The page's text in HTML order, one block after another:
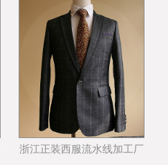
浙江正装西服流水线加工厂